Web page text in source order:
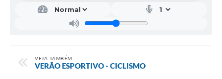
VEJA TAMBÉM
VERÃO ESPORTIVO - CICLISMO